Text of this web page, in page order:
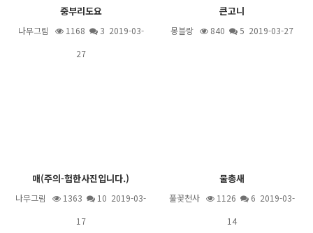
중부리도요
나무그림 1168 3 2019-03-
27
큰고니
몽블랑 840 5 2019-03-27
매(주의-험한사진입니다.)
나무그림 1363 10 2019-03-
17
물총새
풀꽃천사 1126 6 2019-03-
14